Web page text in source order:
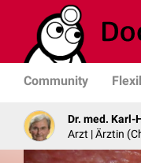
Community
Dr. med. Karl-
Arzt | Ärztin